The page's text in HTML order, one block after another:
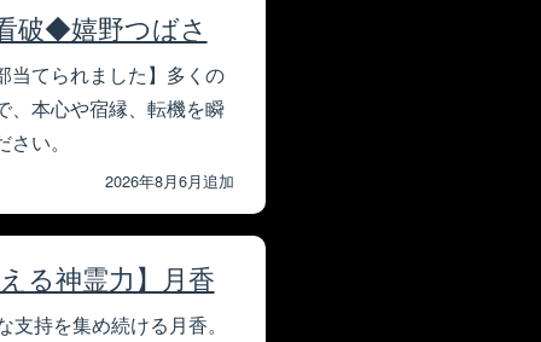
破◆嬉野つばさ
当てられました】多くの
、本心や宿縁、転機を瞬
い。
2026年8月6月追加
る神霊力】月香
持を集め続ける月香。